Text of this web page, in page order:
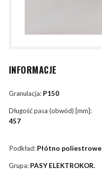
INFORMACJE
Granulacja: P150
Długość pasa (obwód) [mm]:
457
Podkład: Płótno poliestrowe
Grupa: PASY ELEKTROKOR.